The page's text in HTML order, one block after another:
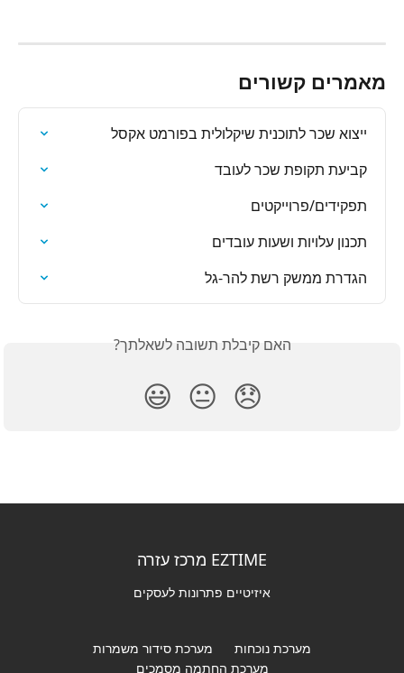
מאמרים קשורים
ייצוא שכר לתוכנית שיקלולית בפורמט אקסל
קביעת תקופת שכר לעובד
תפקידים/פרוייקטים
תכנון עלויות ושעות עובדים
הגדרת ממשק רשת להר-גל
האם קיבלת תשובה לשאלתך?
😞
😐
😃
EZTIME מרכז עזרה
איזיטיים פתרונות לעסקים
מערכת נוכחות
מערכת סידור משמרות
מערכת החתמה מסמכים